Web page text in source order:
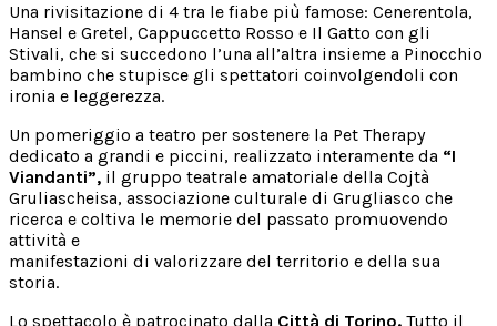
Una rivisitazione di 4 tra le fiabe più famose: Cenerentola,
Hansel e Gretel, Cappuccetto Rosso e Il Gatto con gli
Stivali, che si succedono l’una all’altra insieme a Pinocchio
bambino che stupisce gli spettatori coinvolgendoli con
ironia e leggerezza.
Un pomeriggio a teatro per sostenere la Pet Therapy
dedicato a grandi e piccini, realizzato interamente da “I
Viandanti”, il gruppo teatrale amatoriale della Cojtà
Gruliascheisa, associazione culturale di Grugliasco che
ricerca e coltiva le memorie del passato promuovendo
attività e
manifestazioni di valorizzare del territorio e della sua
storia.
Lo spettacolo è patrocinato dalla Città di Torino. Tutto il